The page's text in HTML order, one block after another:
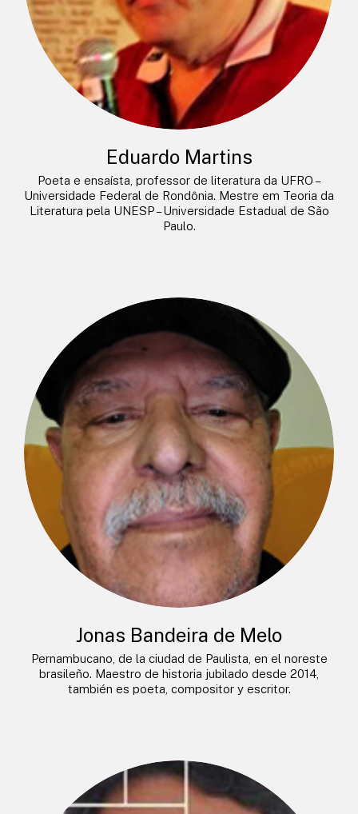
Eduardo Martins
Poeta e ensaísta, professor de literatura da UFRO –
Universidade Federal de Rondônia. Mestre em Teoria da
Literatura pela UNESP – Universidade Estadual de São
Paulo.
Jonas Bandeira de Melo
Pernambucano, de la ciudad de Paulista, en el noreste
brasileño. Maestro de historia jubilado desde 2014,
también es poeta, compositor y escritor.